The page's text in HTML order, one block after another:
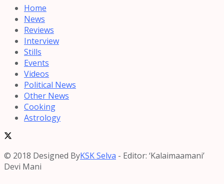
Home
News
Reviews
Interview
Stills
Events
Videos
Political News
Other News
Cooking
Astrology
© 2018 Designed ByKSK Selva - Editor: ‘Kalaimaamani’
Devi Mani